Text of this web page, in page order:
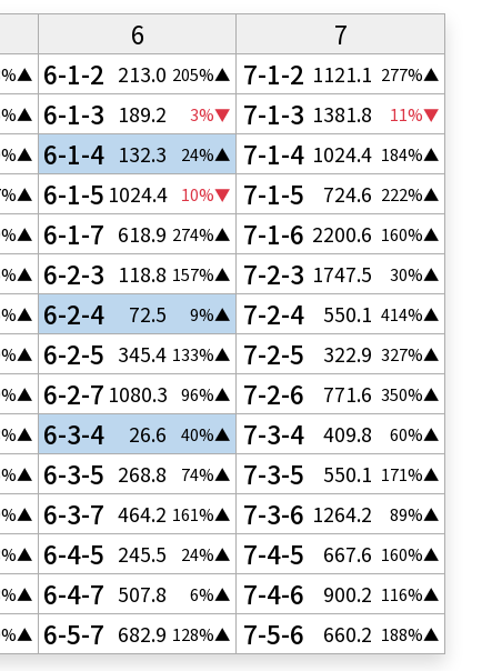
6
7
6-1-2 213.0 205%▲ 7-1-2 1121.1 277%▲
6-1-3 189.2 3%▼ 7-1-3 1381.8 11%▼
6-1-4 132.3 24%▲ 7-1-4 1024.4 184%▲
6-1-5 1024.4 10%▼ 7-1-5 724.6 222%▲
6-1-7 618.9 274%▲ 7-1-6 2200.6 160%▲
6-2-3 118.8 157%▲ 7-2-3 1747.5 30%▲
6-2-4 72.5 9%▲ 7-2-4 550.1 414%▲
6-2-5 345.4 133%▲ 7-2-5 322.9 327%▲
6-2-7 1080.3 96%▲ 7-2-6 771.6 350%▲
6-3-4 26.6 40%▲ 7-3-4 409.8 60%▲
6-3-5 268.8 74%▲ 7-3-5 550.1 171%▲
6-3-7 464.2 161%▲ 7-3-6 1264.2 89%▲
6-4-5 245.5 24%▲ 7-4-5 667.6 160%▲
6-4-7 507.8 6%▲ 7-4-6 900.2 116%▲
6-5-7 682.9 128%▲ 7-5-6 660.2 188%▲